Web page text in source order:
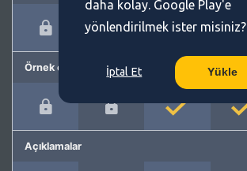
Örnek cümleler
Açıklamalar
daha kolay. Google Play'e
yönlendirilmek ister misiniz?
İptal Et Yükle